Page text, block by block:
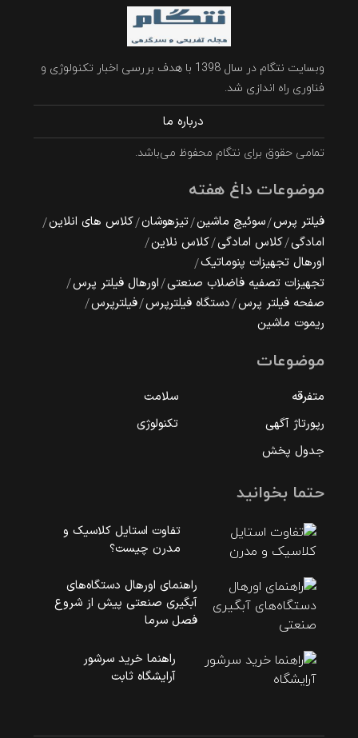
وبسایت نتگام در سال 1398 با هدف بررسی اخبار تکنولوژی و
فناوری راه اندازی شد.
درباره ما
تمامی حقوق برای نتگام محفوظ می‌باشد.
موضوعات داغ هفته
فیلتر پرس سوئیچ ماشین تیزهوشان کلاس های انلاین
امادگی کلاس امادگی کلاس نلاین
اورهال تجهیزات پنوماتیک
تجهیزات تصفیه فاضلاب صنعتی اورهال فیلتر پرس
صفحه فیلتر پرس دستگاه فیلترپرس فیلترپرس
ریموت ماشین
موضوعات
متفرقه
سلامت
رپورتاژ آگهی
تکنولوژی
جدول پخش
حتما بخوانید
تفاوت استایل کلاسیک و
مدرن چیست؟
راهنمای اورهال دستگاه‌های
آبگیری صنعتی پیش از شروع
فصل سرما
راهنما خرید سرشور
آرایشگاه ثابت